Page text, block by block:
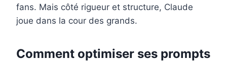
fans. Mais côté rigueur et structure, Claude
joue dans la cour des grands.
Comment optimiser ses prompts